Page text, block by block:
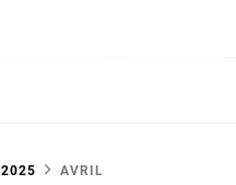
2025 AVRIL